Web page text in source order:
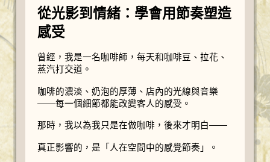
從光影到情緒：學會用節奏塑造
感受
曾經，我是一名咖啡師，每天和咖啡豆、拉花、
蒸汽打交道。
咖啡的濃淡、奶泡的厚薄、店內的光線與音樂
——每一個細節都能改變客人的感受。
那時，我以為我只是在做咖啡，後來才明白——
真正影響的，是「人在空間中的感覺節奏」。